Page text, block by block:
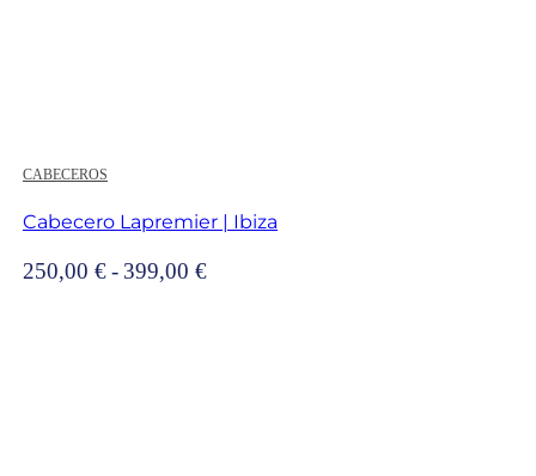
CABECEROS
Cabecero Lapremier | Ibiza
250,00 €- 399,00 €Rango